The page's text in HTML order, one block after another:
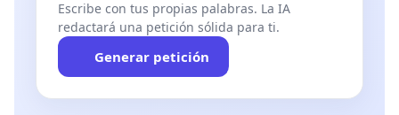
Escribe con tus propias palabras. La IA
redactará una petición sólida para ti.
Generar petición